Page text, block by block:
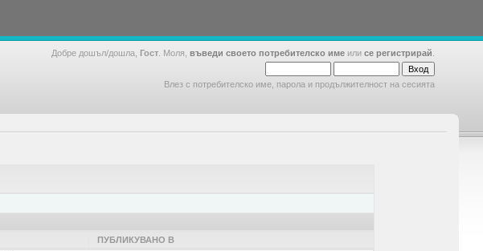
Добре дошъл/дошла, Гост . Моля, въведи своето потребителско име или се регистрирай
Влез с потребителско име, парола и продължителност на сесията
ПУБЛИКУВАНО В